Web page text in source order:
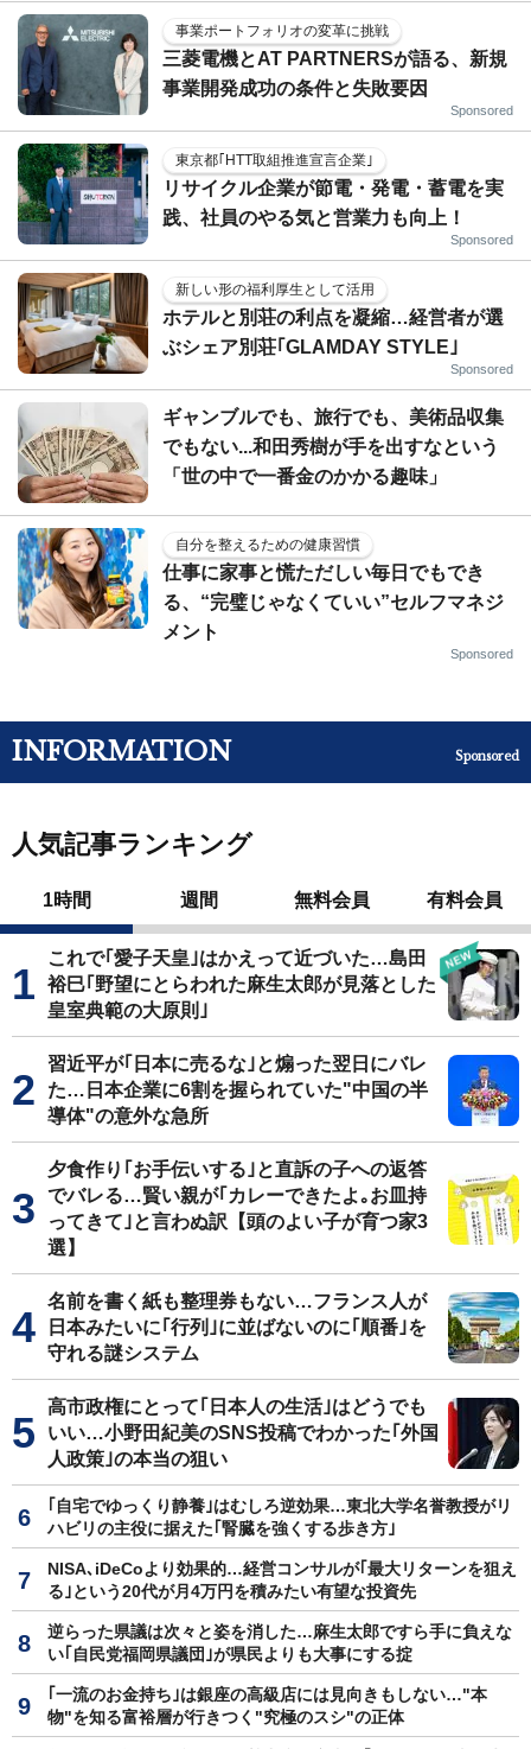
事業ポートフォリオの変革に挑戦
三菱電機とAT PARTNERSが語る、新規
事業開発成功の条件と失敗要因
Sponsored
東京都｢HTT取組推進宣言企業｣
リサイクル企業が節電・発電・蓄電を実
践、社員のやる気と営業力も向上！
Sponsored
新しい形の福利厚生として活用
ホテルと別荘の利点を凝縮…経営者が選
ぶシェア別荘｢GLAMDAY STYLE｣
Sponsored
ギャンブルでも、旅行でも、美術品収集
でもない...和田秀樹が手を出すなという
「世の中で一番金のかかる趣味」
自分を整えるための健康習慣
仕事に家事と慌ただしい毎日でもでき
る、“完璧じゃなくていい”セルフマネジ
メント
Sponsored
INFORMATION Sponsored
人気記事ランキング
1時間 週間 無料会員 有料会員
これで｢愛子天皇｣はかえって近づいた…島田
裕巳｢野望にとらわれた麻生太郎が見落とした
皇室典範の大原則｣
習近平が｢日本に売るな｣と煽った翌日にバレ
た…日本企業に6割を握られていた"中国の半
導体"の意外な急所
夕食作り｢お手伝いする｣と直訴の子への返答
でバレる…賢い親が｢カレーできたよ｡お皿持
ってきて｣と言わぬ訳【頭のよい子が育つ家3
選】
名前を書く紙も整理券もない…フランス人が
日本みたいに｢行列｣に並ばないのに｢順番｣を
守れる謎システム
高市政権にとって｢日本人の生活｣はどうでも
いい…小野田紀美のSNS投稿でわかった｢外国
人政策｣の本当の狙い
｢自宅でゆっくり静養｣はむしろ逆効果…東北大学名誉教授がリ
ハビリの主役に据えた｢腎臓を強くする歩き方｣
NISA､iDeCoより効果的…経営コンサルが｢最大リターンを狙え
る｣という20代が月4万円を積みたい有望な投資先
逆らった県議は次々と姿を消した…麻生太郎ですら手に負えな
い｢自民党福岡県議団｣が県民よりも大事にする掟
｢一流のお金持ち｣は銀座の高級店には見向きもしない…"本
物"を知る富裕層が行きつく"究極のスシ"の正体